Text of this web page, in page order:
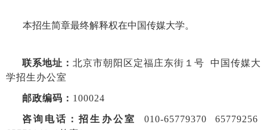
本招生简章最终解释权在中国传媒大学。
联系地址： 北京市朝阳区定福庄东街１号
中国传媒大
学招生办公室
邮政编码： 100024
咨询电话：招生办公室 010-65779370
65779256